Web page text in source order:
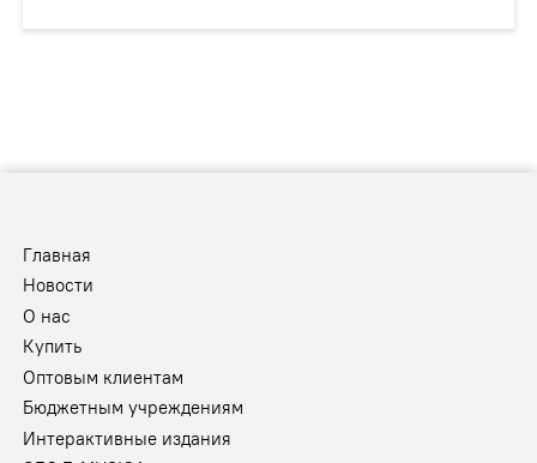
Главная
Новости
О нас
Купить
Оптовым клиентам
Бюджетным учреждениям
Интерактивные издания